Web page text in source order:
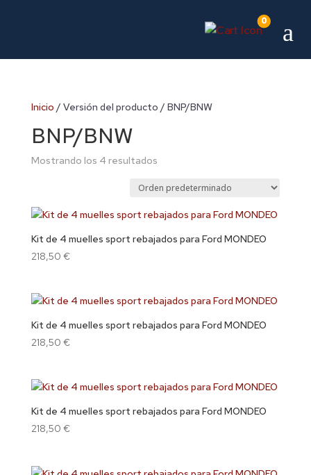
0 a
Inicio / Versión del producto / BNP/BNW
BNP/BNW
Mostrando los 4 resultados
Kit de 4 muelles sport rebajados para Ford MONDEO
218,50 €
Kit de 4 muelles sport rebajados para Ford MONDEO
218,50 €
Kit de 4 muelles sport rebajados para Ford MONDEO
218,50 €